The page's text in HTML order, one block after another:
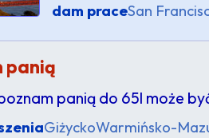
dam praceSan
panią
panią do 65l może
GiżyckoWarmińsko-